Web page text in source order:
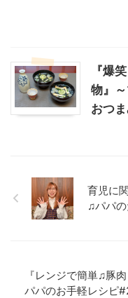
『爆
物』
おつ
育児に
♫パパ
『レンジで簡単♫豚
パパのお手軽レシピ